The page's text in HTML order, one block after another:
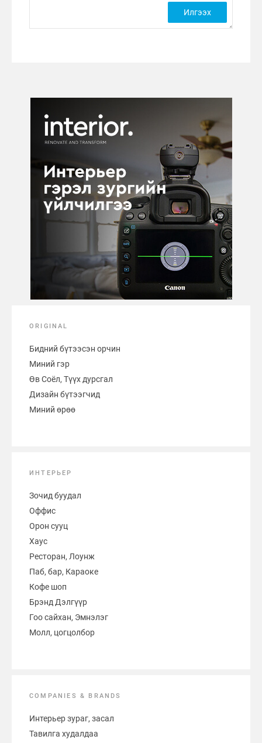
ORIGINAL
Бидний бүтээсэн орчин
Миний гэр
Өв Соёл, Түүх дурсгал
Дизайн бүтээгчид
Миний өрөө
ИНТЕРЬЕР
Зочид буудал
Оффис
Орон сууц
Хаус
Ресторан, Лоунж
Паб, бар, Караоке
Кофе шоп
Брэнд Дэлгүүр
Гоо сайхан, Эмнэлэг
Молл, цогцолбор
COMPANIES & BRANDS
Интерьер зураг, засал
Тавилга худалдаа